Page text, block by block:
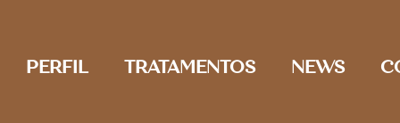
PERFIL TRATAMENTOS NEWS